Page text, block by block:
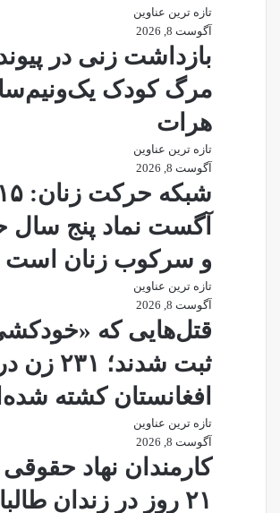
تازه ترین عناوین
آگوست 8, 2026
بازداشت زنی در
مرگ کودک
هرات
تازه ترین عناوین
آگوست 8, 2026
شبکه حرکت زنان: ۱۵
آگست نماد پنج
و سرکوب زنان است
تازه ترین عناوین
آگوست 8, 2026
قتل‌هایی که
ثبت شدند؛ ۲۳۱ زن در
افغانستان کشته
تازه ترین عناوین
آگوست 8, 2026
کارمندان نهاد حقوقی
۲۱ روز در زندان